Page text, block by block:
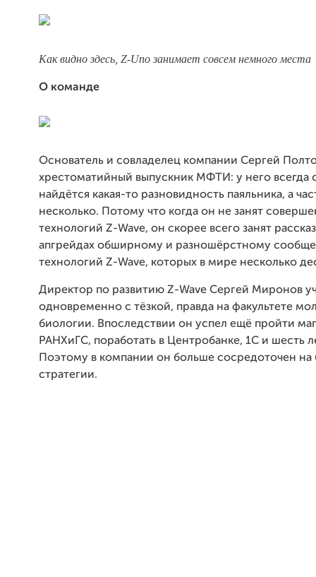
Как видно здесь, Z-Uno занимает совсем немного места
О команде
Основатель и совладелец компании Сергей
хрестоматийный выпускник МФТИ: у него всегда
найдётся какая-то разновидность паяльника, а
несколько. Потому что когда он не занят
технологий Z-Wave, он скорее всего занят
апгрейдах обширному и разношёрстному
технологий Z-Wave, которых в мире несколько
Директор по развитию Z-Wave Сергей Миронов
одновременно с тёзкой, правда на факультете
биологии. Впоследствии он успел ещё пройти
РАНХиГС, поработать в Центробанке, 1С и шесть
Поэтому в компании он больше сосредоточен на
стратегии.